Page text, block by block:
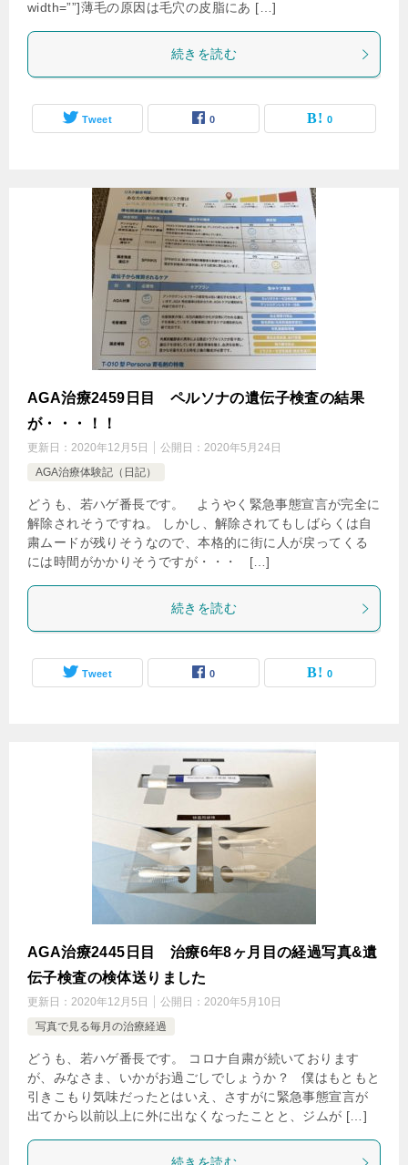
width=””]薄毛の原因は毛穴の皮脂にあ […]
続きを読む
Tweet 0 0
AGA治療2459日目 ペルソナの遺伝子検査の結果
が・・・！！
更新日： 2020年12月5日 公開日： 2020年5月24日
AGA治療体験記（日記）
どうも、若ハゲ番長です。 ようやく緊急事態宣言が完全に
解除されそうですね。 しかし、解除されてもしばらくは自
粛ムードが残りそうなので、本格的に街に人が戻ってくる
には時間がかかりそうですが・・・ […]
続きを読む
Tweet 0 0
AGA治療2445日目 治療6年8ヶ月目の経過写真&遺
伝子検査の検体送りました
更新日： 2020年12月5日 公開日： 2020年5月10日
写真で見る毎月の治療経過
どうも、若ハゲ番長です。 コロナ自粛が続いております
が、みなさま、いかがお過ごしでしょうか？ 僕はもともと
引きこもり気味だったとはいえ、さすがに緊急事態宣言が
出てから以前以上に外に出なくなったことと、ジムが […]